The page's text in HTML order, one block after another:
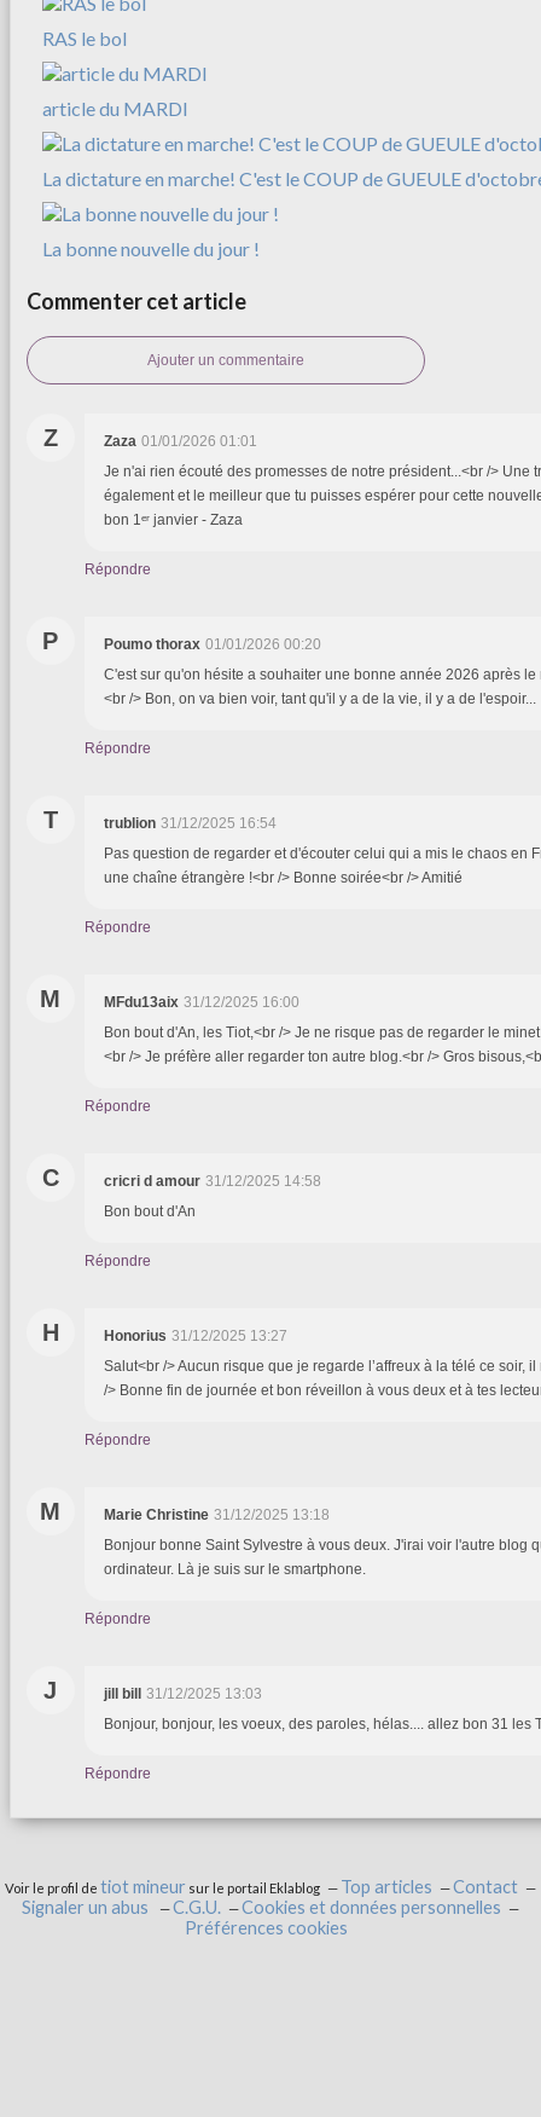
RAS le bol
article du MARDI
La dictature en marche! C'est le COUP de GUEULE
La bonne nouvelle du jour !
Commenter cet article
Ajouter un commentaire
Z Zaza 01/01/2026 01:01
Je n'ai rien écouté des promesses de notre président...<br /> Une
également et le meilleur que tu puisses espérer pour cette
bon 1ᵉʳ janvier - Zaza
Répondre
P Poumo thorax 01/01/2026 00:20
C'est sur qu'on hésite a souhaiter une bonne année 2026 après
<br /> Bon, on va bien voir, tant qu'il y a de la vie, il y a de l'espoir...
Répondre
T trublion 31/12/2025 16:54
Pas question de regarder et d'écouter celui qui a mis le chaos en
une chaîne étrangère !<br /> Bonne soirée<br /> Amitié
Répondre
M MFdu13aix 31/12/2025 16:00
Bon bout d'An, les Tiot,<br /> Je ne risque pas de regarder le
<br /> Je préfère aller regarder ton autre blog.<br /> Gros
Répondre
C cricri d amour 31/12/2025 14:58
Bon bout d'An
Répondre
H Honorius 31/12/2025 13:27
Salut<br /> Aucun risque que je regarde l’affreux à la télé ce soir,
/> Bonne fin de journée et bon réveillon à vous deux et à tes
Répondre
M Marie Christine 31/12/2025 13:18
Bonjour bonne Saint Sylvestre à vous deux. J'irai voir l'autre blog
ordinateur. Là je suis sur le smartphone.
Répondre
J jill bill 31/12/2025 13:03
Bonjour, bonjour, les voeux, des paroles, hélas.... allez bon 31 les
Répondre
Voir le profil de tiot mineur sur le portail Eklablog Top articles
Contact
Signaler un abus
C.G.U.
Cookies et données personnelles
Préférences cookies